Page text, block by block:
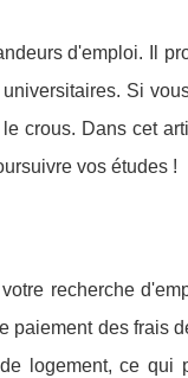
d'emploi. Il
Si
crous. Dans cet
vos études !
recherche
des frais
logement, ce